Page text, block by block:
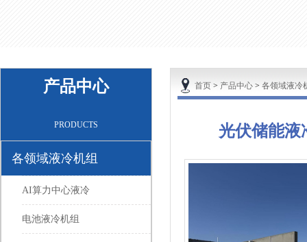
产品中心
PRODUCTS
各领域液冷机组
AI算力中心液冷
电池液冷机组
首页 > 产品中心 > 各领域液冷
光伏储能液